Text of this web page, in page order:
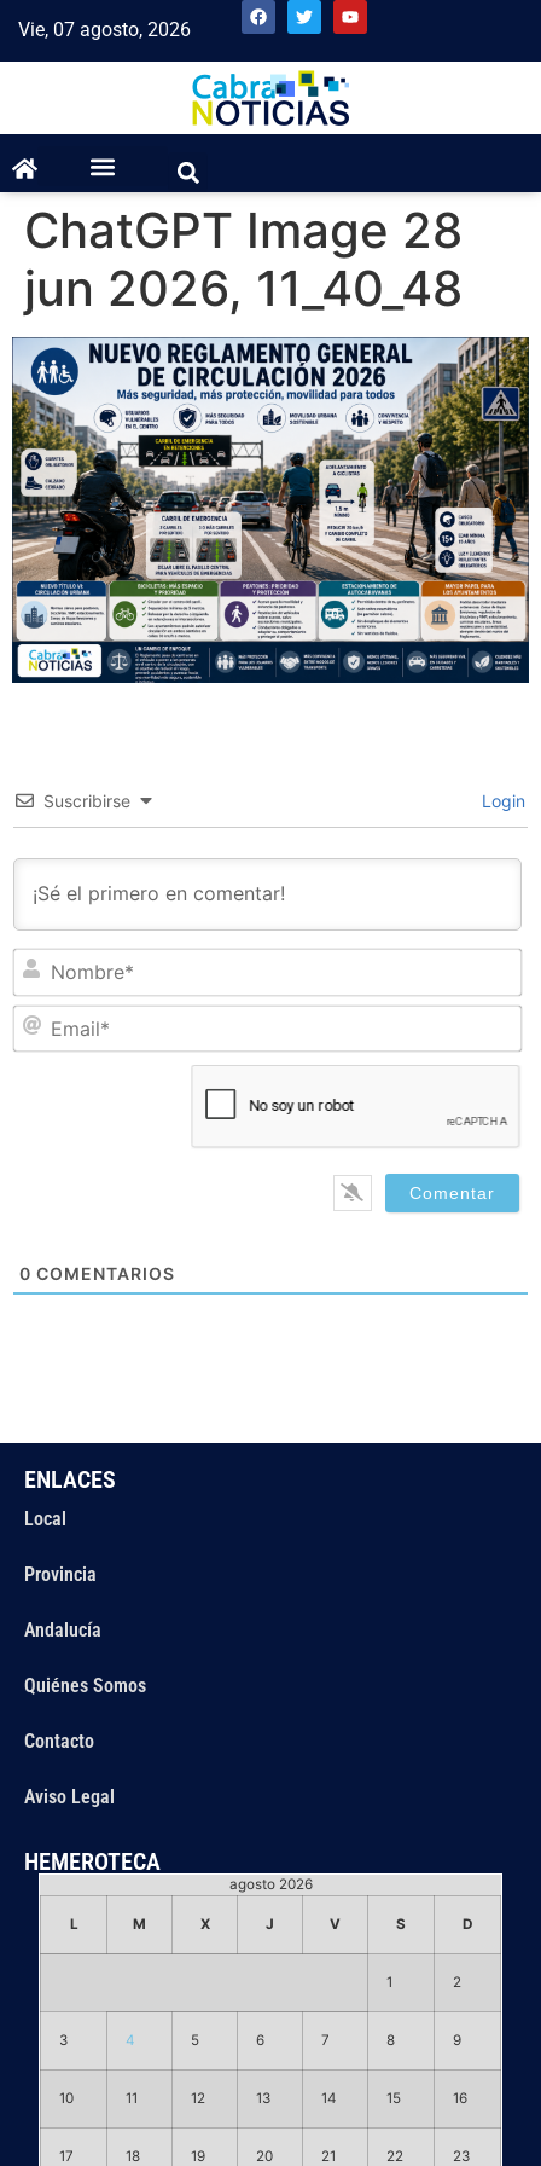
Vie, 07 agosto, 2026
ChatGPT Image 28
jun 2026, 11_40_48
Suscribirse Login
0 COMENTARIOS
ENLACES
Local
Provincia
Andalucía
Quiénes Somos
Contacto
Aviso Legal
HEMEROTECA
agosto 2026
L M X J V S D
1 2
3 4 5 6 7 8 9
10 11 12 13 14 15 16
17 18 19 20 21 22 23